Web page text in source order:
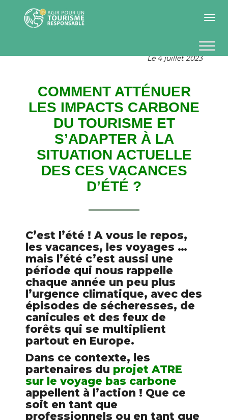
Toggle
Le 4 juillet 2023
COMMENT ATTÉNUER
LES IMPACTS CARBONE
DU TOURISME ET
S’ADAPTER À LA
SITUATION ACTUELLE
DES CES VACANCES
D’ÉTÉ ?
C’est l’été ! A vous le repos,
les vacances, les voyages …
mais l’été c’est aussi une
période qui nous rappelle
chaque année un peu plus
l’urgence climatique, avec des
épisodes de sécheresses, de
canicules et des feux de
forêts qui se multiplient
partout en Europe. ​
Dans ce contexte, les
partenaires du projet ATRE
sur le voyage bas carbone
appellent à l’action ! Que ce
soit en tant que
professionnels ou en tant que